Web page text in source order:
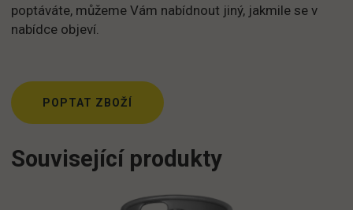
poptáváte, můžeme Vám nabídnout jiný, jakmile se v
nabídce objeví.
POPTAT ZBOŽÍ
Související produkty